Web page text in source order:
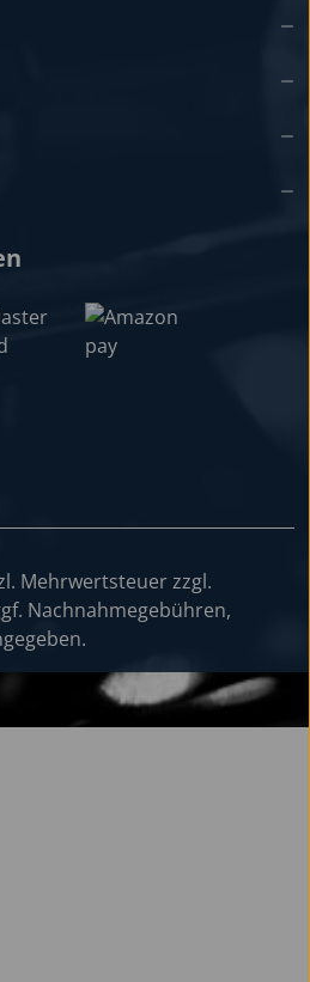
Mehrwertsteuer zzgl.
Nachnahmegebühren,